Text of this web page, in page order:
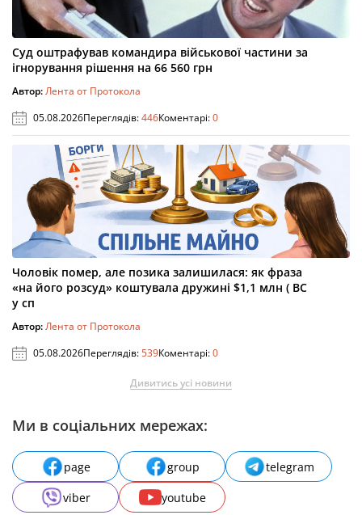
Суд оштрафував командира військової частини за
ігнорування рішення на 66 560 грн
Автор:Лента от Протокола
05.08.2026Переглядів:446Коментарі:0
Чоловік помер, але позика залишилася: як фраза
«на його розсуд» коштувала дружині $1,1 млн ( ВС
у сп
Автор:Лента от Протокола
05.08.2026Переглядів:539Коментарі:0
Дивитись усі новини
Ми в соціальних мережах:
page group
telegram
viber
youtube